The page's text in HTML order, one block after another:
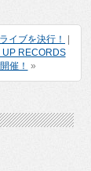
イブを決行！
RECORDS
催！ »